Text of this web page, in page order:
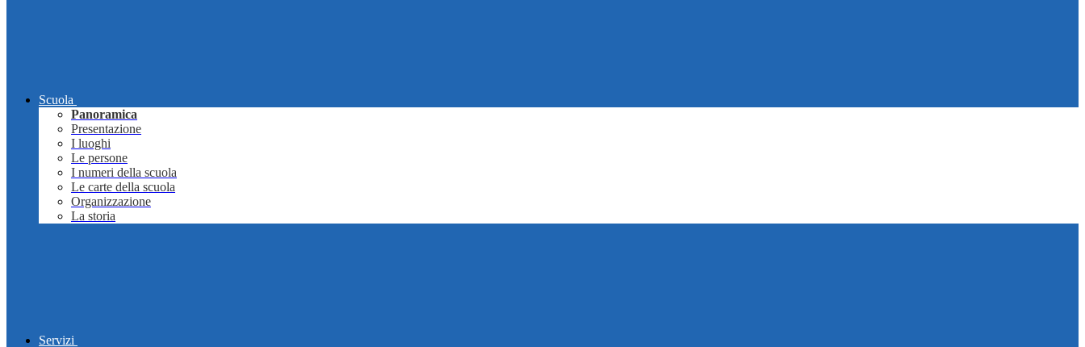
Scuola
Panoramica
Presentazione
I luoghi
Le persone
I numeri della scuola
Le carte della scuola
Organizzazione
La storia
Servizi